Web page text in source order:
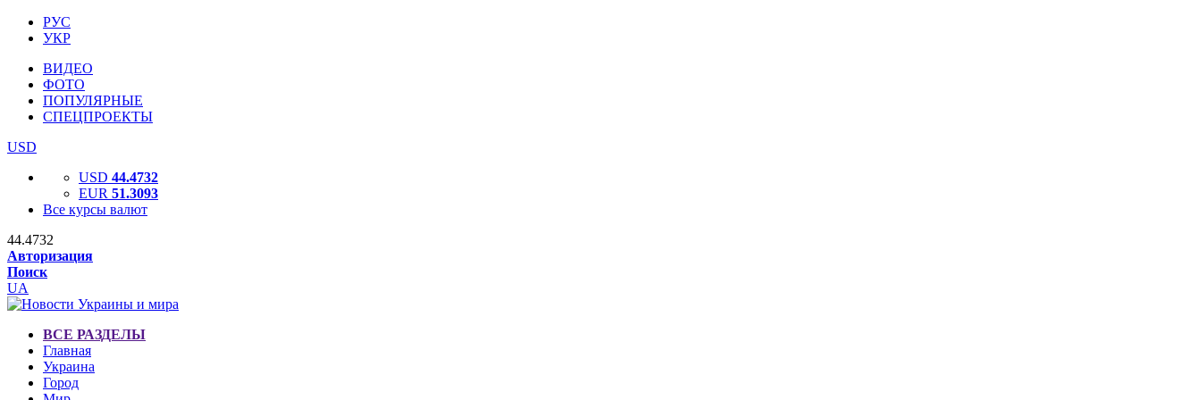
РУС
УКР
ВИДЕО
ФОТО
ПОПУЛЯРНЫЕ
СПЕЦПРОЕКТЫ
USD
USD 44.4732
EUR 51.3093
Все курсы валют
44.4732
Авторизация
Поиск
UA
ВСЕ РАЗДЕЛЫ
Главная
Украина
Город